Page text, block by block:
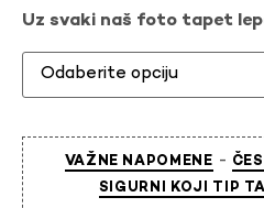
Uz svaki naš foto tapet
VAŽNE NAPOMENE -
SIGURNI KOJI TIP